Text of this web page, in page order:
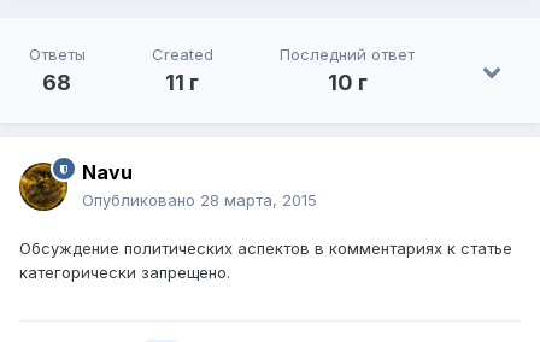
Ответы
68
Created
11 г
Последний ответ
10 г
Navu
Опубликовано 28 марта, 2015
Обсуждение политических аспектов в комментариях к статье
категорически запрещено.